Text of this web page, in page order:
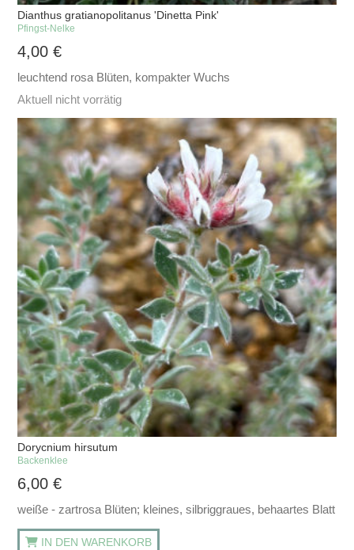
Dianthus gratianopolitanus 'Dinetta Pink'
Pfingst-Nelke
4,00€
leuchtend rosa Blüten, kompakter Wuchs
Aktuell nicht vorrätig
Dorycnium hirsutum
Backenklee
6,00€
weiße - zartrosa Blüten; kleines, silbriggraues, behaartes Blatt
IN DEN WARENKORB